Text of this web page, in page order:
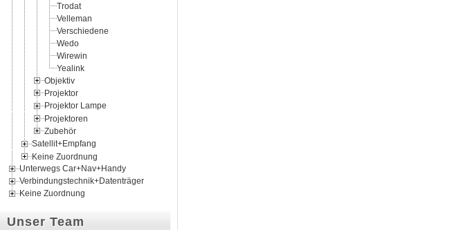
Trodat
Velleman
Verschiedene
Wedo
Wirewin
Yealink
Objektiv
Projektor
Projektor Lampe
Projektoren
Zubehör
Satellit+Empfang
Keine Zuordnung
Unterwegs Car+Nav+Handy
Verbindungstechnik+Datenträger
Keine Zuordnung
Unser Team